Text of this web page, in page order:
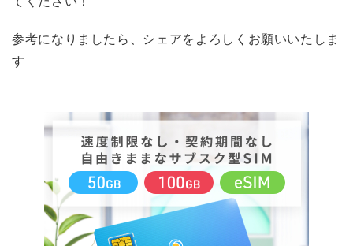
参考になりましたら、シェアをよろしくお願いいたしま
す